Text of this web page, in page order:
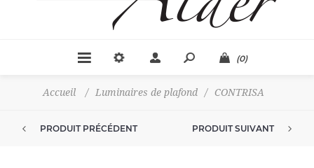
(0)
Accueil / Luminaires de plafond / CONTRISA
PRODUIT PRÉCÉDENT PRODUIT SUIVANT